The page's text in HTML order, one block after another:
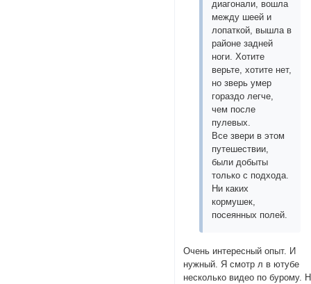
диагонали, вошла
между шеей и
лопаткой, вышла в
районе задней
ноги. Хотите
верьте, хотите нет,
но зверь умер
гораздо легче,
чем после
пулевых.
Все звери в этом
путешествии,
были добыты
только с подхода.
Ни каких
кормушек,
посеянных полей.
Очень интересный опыт. И
нужный. Я смотр л в ютубе
несколько видео по бурому.